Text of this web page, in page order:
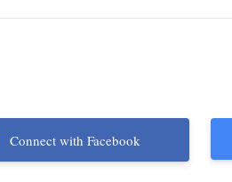
Connect with Facebook